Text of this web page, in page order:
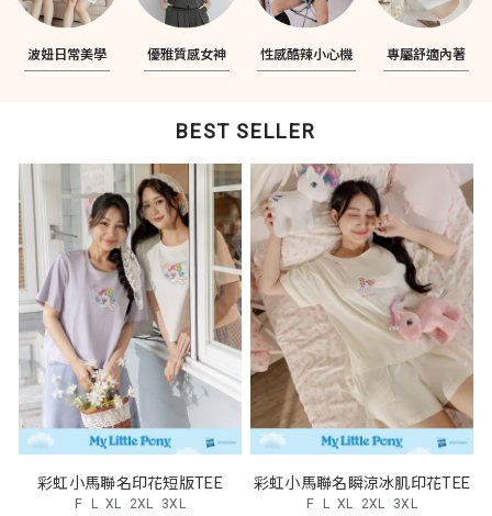
波妞日常美學 優雅質感女神 性感酷辣小心機 專屬舒適內著
BEST SELLER
彩虹小馬聯名印花短版TEE
F L XL 2XL 3XL
彩虹小馬聯名瞬涼冰肌印花TEE
F L XL 2XL 3XL